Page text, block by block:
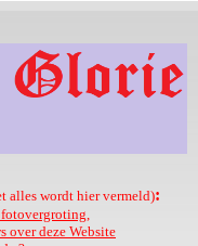
alles wordt hier vermeld):
over deze Website